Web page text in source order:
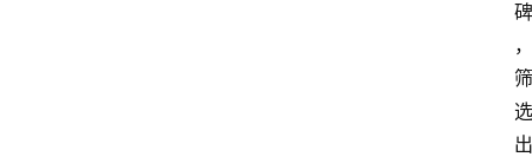
碑
，
筛
选
出